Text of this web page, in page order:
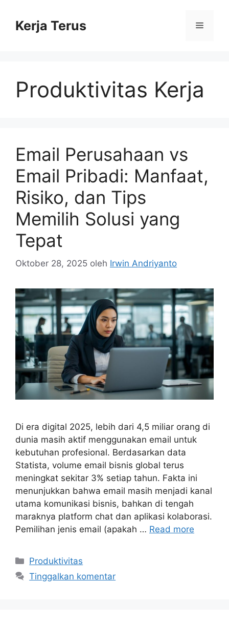
Kerja Terus Menu
Produktivitas Kerja
Email Perusahaan vs
Email Pribadi: Manfaat,
Risiko, dan Tips
Memilih Solusi yang
Tepat
Oktober 28, 2025 oleh Irwin Andriyanto
Di era digital 2025, lebih dari 4,5 miliar orang di
dunia masih aktif menggunakan email untuk
kebutuhan profesional. Berdasarkan data
Statista, volume email bisnis global terus
meningkat sekitar 3% setiap tahun. Fakta ini
menunjukkan bahwa email masih menjadi kanal
utama komunikasi bisnis, bahkan di tengah
maraknya platform chat dan aplikasi kolaborasi.
Pemilihan jenis email (apakah … Read more
Kategori
Produktivitas
Tinggalkan komentar